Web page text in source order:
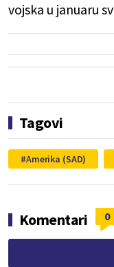
vojska u januaru
Tagovi
Amerika (SAD)
Komentari 0